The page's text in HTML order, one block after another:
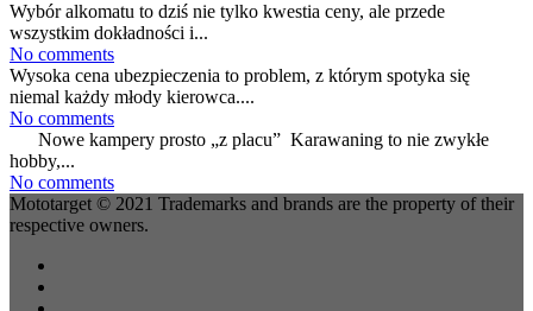
Wybór alkomatu to dziś nie tylko kwestia ceny, ale przede
wszystkim dokładności i...
No comments
Wysoka cena ubezpieczenia to problem, z którym spotyka się
niemal każdy młody kierowca....
No comments
Nowe kampery prosto „z placu” Karawaning to nie zwykłe
hobby,...
No comments
Mototarget © 2021 Trademarks and brands are the property of their
respective owners.